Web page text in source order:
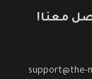
معنا!
support@the-